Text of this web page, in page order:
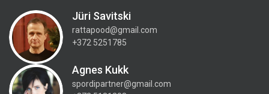
Jüri Savitski
rattapood@gmail.com
+372 5251785
Agnes Kukk
spordipartner@gmail.com